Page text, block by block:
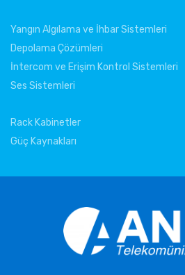
Yangın Algılama ve İhbar Sistemleri
Depolama Çözümleri
İntercom ve Erişim Kontrol Sistemleri
Ses Sistemleri
Rack Kabinetler
Güç Kaynakları